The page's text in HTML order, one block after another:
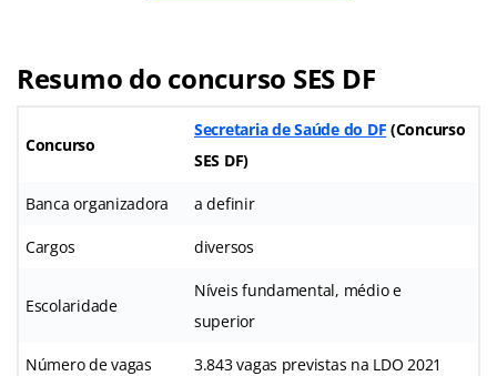
Resumo do concurso SES DF
Concurso
Secretaria de Saúde do DF (Concurso
SES DF)
Banca organizadora a definir
Cargos diversos
Escolaridade
Níveis fundamental, médio e
superior
Número de vagas 3.843 vagas previstas na LDO 2021